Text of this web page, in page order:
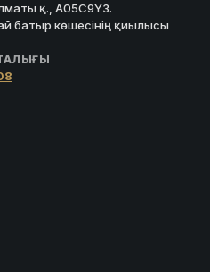
қ., A05C9Y3.
батыр көшесінің қиылысы